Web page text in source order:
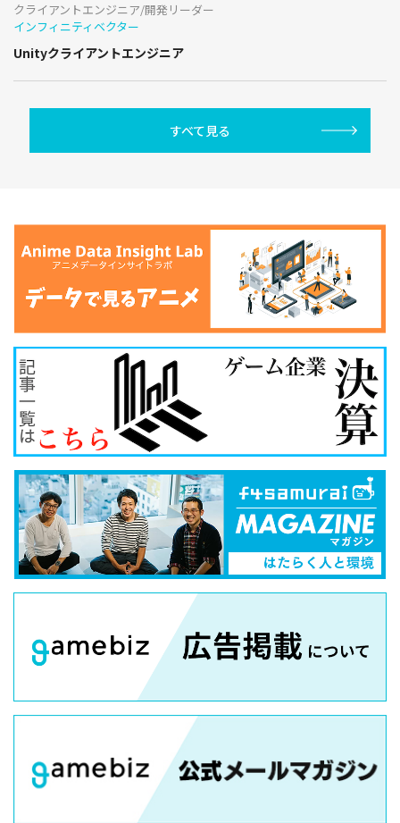
クライアントエンジニア/開発リーダー
インフィニティベクター
Unityクライアントエンジニア
すべて見る